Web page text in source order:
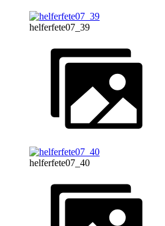
helferfete07_39
helferfete07_40